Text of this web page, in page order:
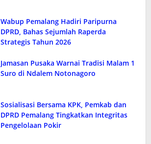
Wabup Pemalang Hadiri Paripurna
DPRD, Bahas Sejumlah Raperda
Strategis Tahun 2026
Jamasan Pusaka Warnai Tradisi Malam 1
Suro di Ndalem Notonagoro
Sosialisasi Bersama KPK, Pemkab dan
DPRD Pemalang Tingkatkan Integritas
Pengelolaan Pokir